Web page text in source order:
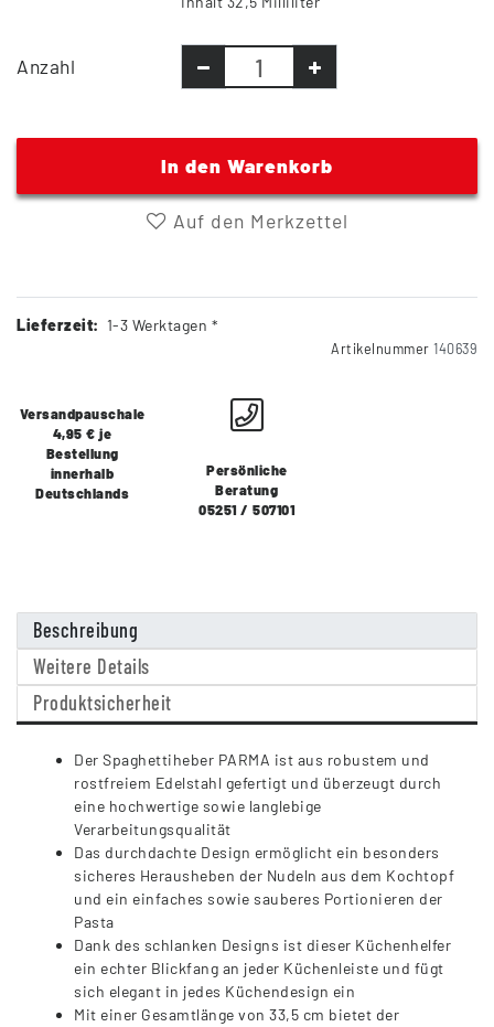
Anzahl
In den Warenkorb
Auf den Merkzettel
Lieferzeit: 1-3 Werktagen *
Artikelnummer 140639
Versandpauschale
4,95 € je
Bestellung
innerhalb
Deutschlands
Persönliche
Beratung
05251 / 507101
Beschreibung
Weitere Details
Produktsicherheit
Der Spaghettiheber PARMA ist aus robustem und
rostfreiem Edelstahl gefertigt und überzeugt durch
eine hochwertige sowie langlebige
Verarbeitungsqualität
Das durchdachte Design ermöglicht ein besonders
sicheres Herausheben der Nudeln aus dem Kochtopf
und ein einfaches sowie sauberes Portionieren der
Pasta
Dank des schlanken Designs ist dieser Küchenhelfer
ein echter Blickfang an jeder Küchenleiste und fügt
sich elegant in jedes Küchendesign ein
Mit einer Gesamtlänge von 33,5 cm bietet der